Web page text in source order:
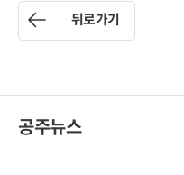
뒤로가기
공주뉴스